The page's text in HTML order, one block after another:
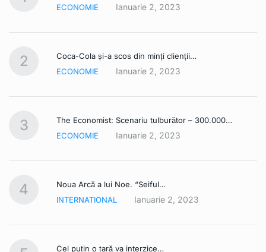
ECONOMIE Ianuarie 2, 2023
2
Coca-Cola și-a scos din minți clienții…
ECONOMIE
Ianuarie 2, 2023
3
The Economist: Scenariu tulburător – 300.000…
ECONOMIE
Ianuarie 2, 2023
4
Noua Arcă a lui Noe. “Seiful…
INTERNATIONAL
Ianuarie 2, 2023
Cel puțin o țară va interzice…